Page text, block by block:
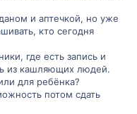
и аптечкой, но уже
кто сегодня
где есть запись и
из кашляющих людей.
для ребёнка?
потом сдать